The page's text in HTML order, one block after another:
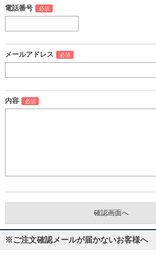
電話番号
メールアドレス
内容
※ご注文確認メールが届かないお客様へ